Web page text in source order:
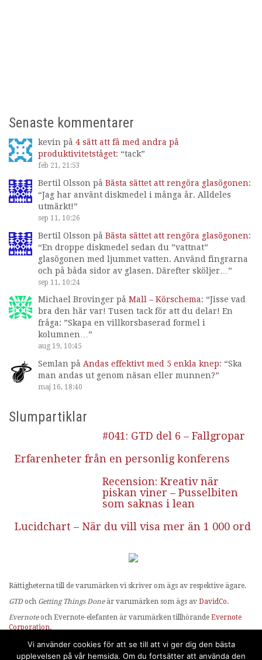
Senaste kommentarer
kevin på 4 sätt att få med andra på
produktivitetståget: “tack”
feb 21, 21:53
Bertil Olsson på Bästa sättet att rengöra glasögonen:
“Jag har använt diskmedel i många år. Alldeles
utmärkt!”
sep 11, 10:26
Bertil Olsson på Bästa sättet att rengöra glasögonen:
“En droppe diskmedel sedan du ”vattnat”
glasögonen med ljummet vatten. Använd fingrarna
och på båda sidor av glasen. Därefter sköljer… ”
sep 11, 10:24
Michael Brovinger på Mall – Körschema: “Jisse vad
bra den här var! Tusen tack för att du delar! En
fråga: ”Skapa en villkorsbaserad formel i
kolumnen…”
aug 19, 10:45
Semlan på Andas effektivt med 5 enkla knep: “Ska
man andas ut genom näsan eller munnen?”
maj 16, 18:40
Slumpartiklar
#041: GTD del 6 – Fallgropar
Erfarenheter från en personlig konferens
Recension: Kreativ när
piskan viner – Pusselbiten
som saknas i lean
Lucidchart – När du vill visa mer än 1 000 ord
Rättigheterna till de varumärken vi skriver om ägs av respektive ägare.
GTDoch Getting Things Doneär varumärken som ägs av DavidCo.
Evernoteoch Evernote-elefanten är varumärken tillhörande Evernote
Corporation.
OmniFocusägs av The Omni Group
Vi använder cookies för att se till att vi ger dig den bästa
upplevelsen på vår hemsida. Om du fortsätter att använda den